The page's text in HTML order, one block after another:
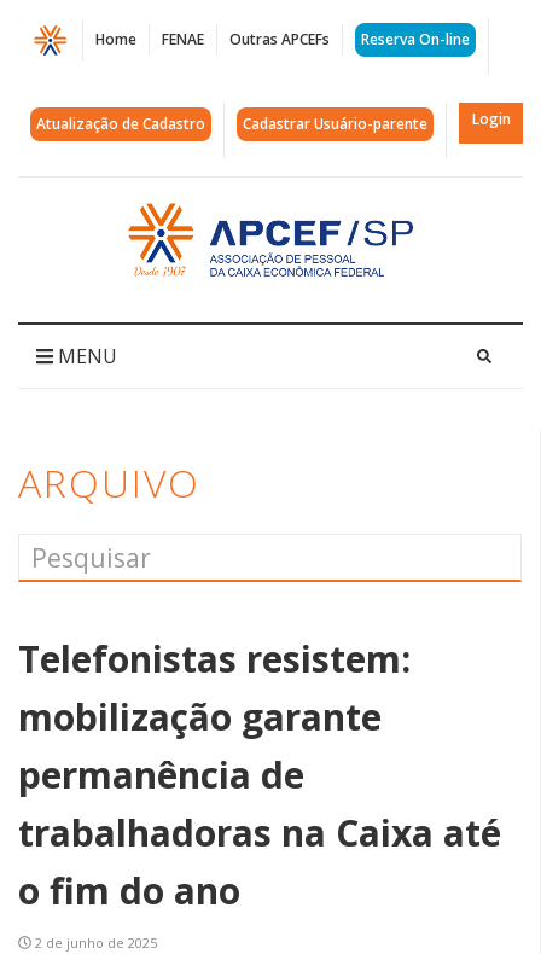
Página
Arquivos
empregos
APCEF/SP
Home FENAE Outras APCEFs Reserva On-line
Atualização de Cadastro Cadastrar Usuário-parente Login
Acessar
página
inicial
MENU
ARQUIVO
Telefonistas resistem:
mobilização garante
permanência de
trabalhadoras na Caixa até
o fim do ano
2 de junho de 2025